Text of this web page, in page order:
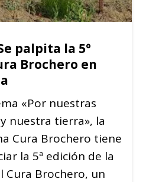
palpita la 5°
Brochero en
«Por nuestras
nuestra tierra», la
Cura Brochero tiene
la 5ª edición de la
Cura Brochero, un